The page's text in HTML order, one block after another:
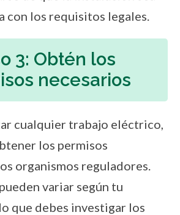
con los requisitos legales.
3: Obtén los
necesarios
cualquier trabajo eléctrico,
los permisos
organismos reguladores.
variar según tu
que debes investigar los